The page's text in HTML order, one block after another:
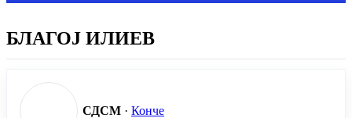
БЛАГОЈ ИЛИЕВ
СДСМ · Конче